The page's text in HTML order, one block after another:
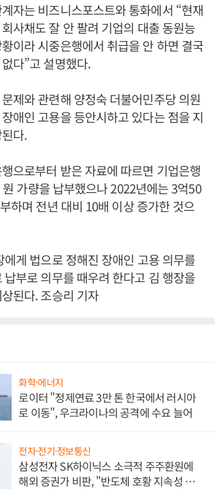
자는 비즈니스포스트와 통화에서 “현재
사채도 잘 안 팔려 기업의 대출 동원능
이라 시중은행에서 취급을 안 하면 결국
다”고 설명했다.
제와 관련해 양정숙 더불어민주당 의원
애인 고용을 등안시하고 있다는 점을 지
다.
으로부터 받은 자료에 따르면 기업은행
가량을 납부했으나 2022년에는 3억50
하며 전년 대비 10배 이상 증가한 것으
에게 법으로 정해진 장애인 고용 의무를
납부로 의무를 때우려 한다고 김 행장을
된다. 조승리 기자
화학·에너지
로이터 "정제연료 3만 톤 한국에서 러시아
로 이동", 우크라이나의 공격에 수요 늘어
전자·전기·정보통신
삼성전자 SK하이닉스 소극적 주주환원에
해외 증권가 비판, "반도체 호황 지속성 의